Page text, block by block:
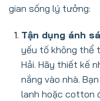
gian sống lý tưởng:
Tận dụng ánh
yếu tố không thể
Hải. Hãy thiết kế
nắng vào nhà.
lanh hoặc cotton